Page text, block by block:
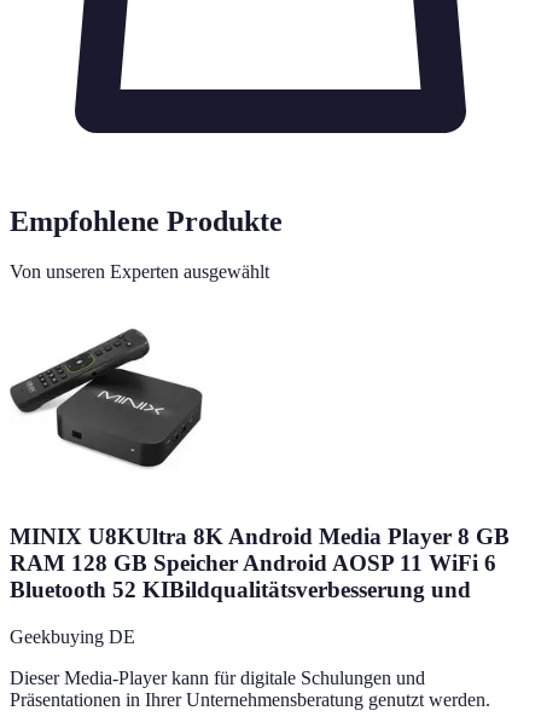
Empfohlene Produkte
Von unseren Experten ausgewählt
MINIX U8KUltra 8K Android Media Player 8 GB
RAM 128 GB Speicher Android AOSP 11 WiFi 6
Bluetooth 52 KIBildqualitätsverbesserung und
Geekbuying DE
Dieser Media-Player kann für digitale Schulungen und
Präsentationen in Ihrer Unternehmensberatung genutzt werden.